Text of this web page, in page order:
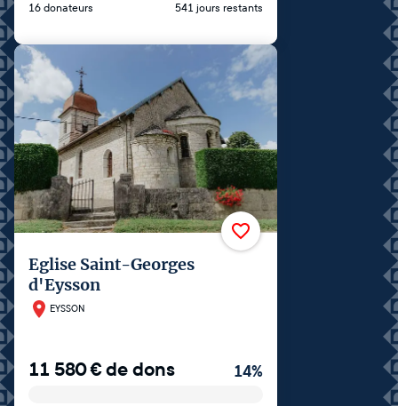
16 donateurs 541 jours restants
Eglise Saint-Georges
d'Eysson
EYSSON
11 580€de dons 14%